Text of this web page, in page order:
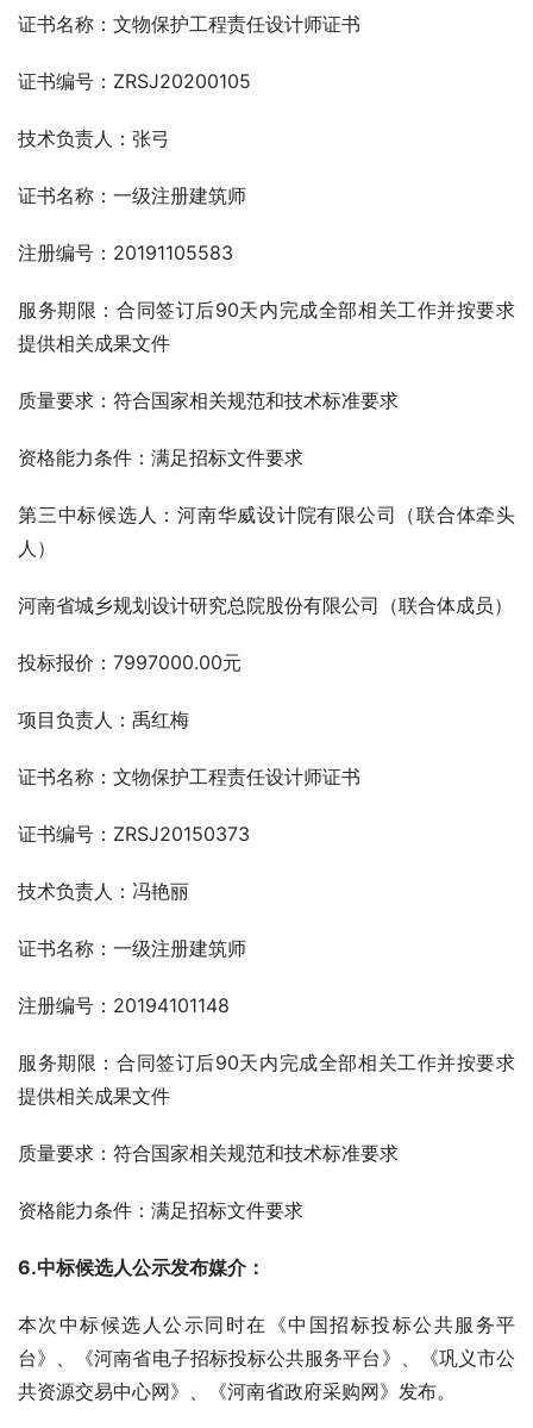
证书名称：文物保护工程责任设计师证书
证书编号：ZRSJ20200105
技术负责人：张弓
证书名称：一级注册建筑师
注册编号：20191105583
服务期限：合同签订后90天内完成全部相关工作并按要求
提供相关成果文件
质量要求：符合国家相关规范和技术标准要求
资格能力条件：满足招标文件要求
第三中标候选人：河南华威设计院有限公司（联合体牵头
人）
河南省城乡规划设计研究总院股份有限公司（联合体成员）
投标报价：7997000.00元
项目负责人：禹红梅
证书名称：文物保护工程责任设计师证书
证书编号：ZRSJ20150373
技术负责人：冯艳丽
证书名称：一级注册建筑师
注册编号：20194101148
服务期限：合同签订后90天内完成全部相关工作并按要求
提供相关成果文件
质量要求：符合国家相关规范和技术标准要求
资格能力条件：满足招标文件要求
6.中标候选人公示发布媒介：
本次中标候选人公示同时在《中国招标投标公共服务平
台》、《河南省电子招标投标公共服务平台》、《巩义市公
共资源交易中心网》、《河南省政府采购网》发布。